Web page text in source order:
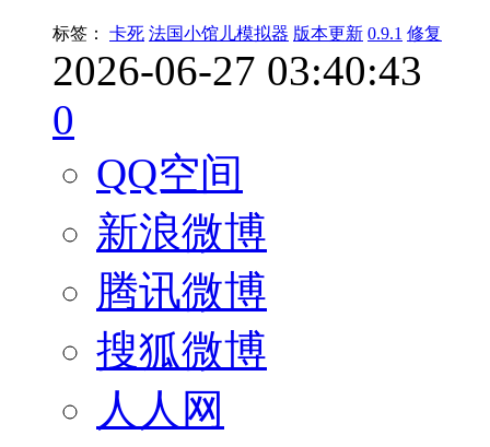
标签： 卡死 法国小馆儿模拟器 版本更新 0.9.1 修复
2026-06-27 03:40:43
0
QQ空间
新浪微博
腾讯微博
搜狐微博
人人网